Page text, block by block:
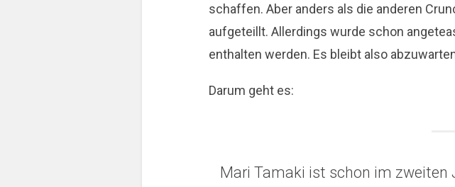
schaffen. Aber anders als die anderen
aufgeteillt. Allerdings wurde schon
enthalten werden. Es bleibt also
Darum geht es:
Mari Tamaki ist schon im zweiten